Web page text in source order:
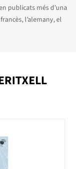
publicats més d’una
l’alemany, el